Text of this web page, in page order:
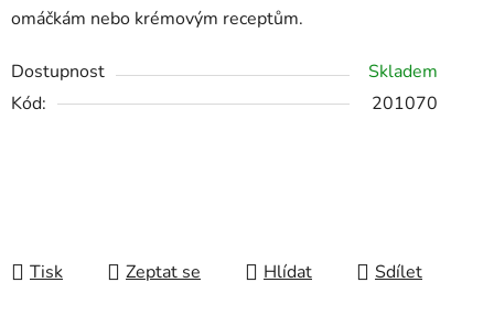
omáčkám nebo krémovým receptům.
Dostupnost
Skladem
Kód:
201070
Tisk Zeptat se Hlídat Sdílet